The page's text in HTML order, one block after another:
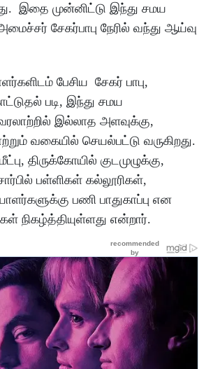
இதை முன்னிட்டு இந்து சமய
சேகர்பாபு நேரில் வந்து ஆய்வு
பேசிய சேகர் பாபு,
படி, இந்து சமய
இல்லாத அளவுக்கு,
வகையில் செயல்பட்டு வருகிறது.
திருக்கோயில் குடமுழுக்கு,
பள்ளிகள் கல்லூரிகள்,
பணி பாதுகாப்பு என
நிகழ்த்தியுள்ளது என்றார்.